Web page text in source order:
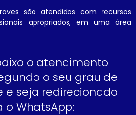
são atendidos com recursos
apropriados, em uma área
o atendimento
o seu grau de
e seja redirecionado
o WhatsApp: